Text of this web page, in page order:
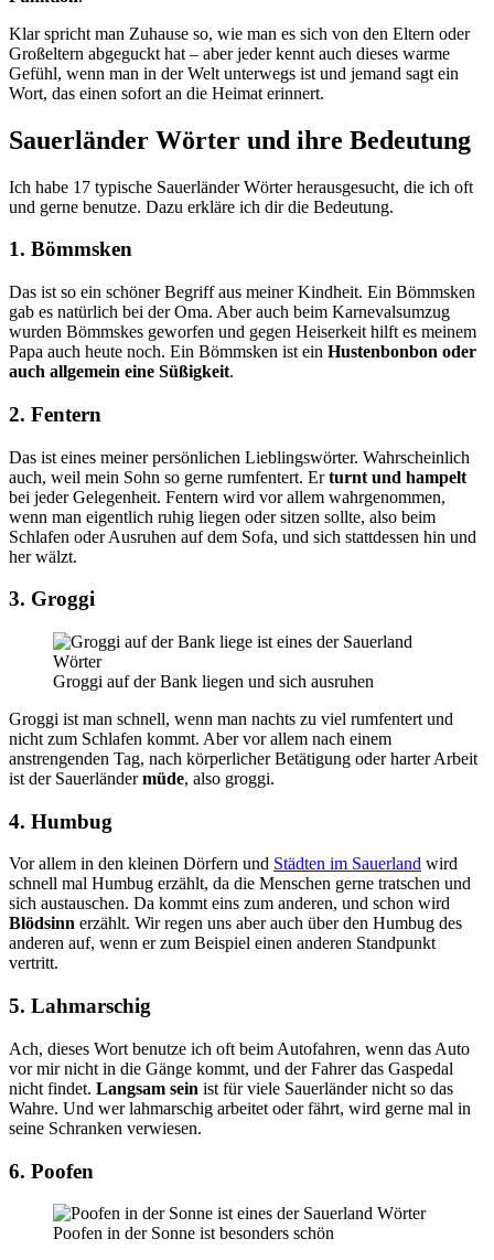
Klar spricht man Zuhause so, wie man es sich von den Eltern oder
Großeltern abgeguckt hat – aber jeder kennt auch dieses warme
Gefühl, wenn man in der Welt unterwegs ist und jemand sagt ein
Wort, das einen sofort an die Heimat erinnert.
Sauerländer Wörter und ihre Bedeutung
Ich habe 17 typische Sauerländer Wörter herausgesucht, die ich oft
und gerne benutze. Dazu erkläre ich dir die Bedeutung.
1. Bömmsken
Das ist so ein schöner Begriff aus meiner Kindheit. Ein Bömmsken
gab es natürlich bei der Oma. Aber auch beim Karnevalsumzug
wurden Bömmskes geworfen und gegen Heiserkeit hilft es meinem
Papa auch heute noch. Ein Bömmsken ist ein Hustenbonbon oder
auch allgemein eine Süßigkeit.
2. Fentern
Das ist eines meiner persönlichen Lieblingswörter. Wahrscheinlich
auch, weil mein Sohn so gerne rumfentert. Erturnt und hampelt
bei jeder Gelegenheit. Fentern wird vor allem wahrgenommen,
wenn man eigentlich ruhig liegen oder sitzen sollte, also beim
Schlafen oder Ausruhen auf dem Sofa, und sich stattdessen hin und
her wälzt.
3. Groggi
Groggi auf der Bank liegen und sich ausruhen
Groggi ist man schnell, wenn man nachts zu viel rumfentert und
nicht zum Schlafen kommt. Aber vor allem nach einem
anstrengenden Tag, nach körperlicher Betätigung oder harter Arbeit
ist der Sauerländermüde, also groggi.
4. Humbug
Vor allem in den kleinen Dörfern und Städten im Sauerland wird
schnell mal Humbug erzählt, da die Menschen gerne tratschen und
sich austauschen. Da kommt eins zum anderen, und schon wird
Blödsinn erzählt. Wir regen uns aber auch über den Humbug des
anderen auf, wenn er zum Beispiel einen anderen Standpunkt
vertritt.
5. Lahmarschig
Ach, dieses Wort benutze ich oft beim Autofahren, wenn das Auto
vor mir nicht in die Gänge kommt, und der Fahrer das Gaspedal
nicht findet. Langsam sein ist für viele Sauerländer nicht so das
Wahre. Und wer lahmarschig arbeitet oder fährt, wird gerne mal in
seine Schranken verwiesen.
6. Poofen
Poofen in der Sonne ist besonders schön